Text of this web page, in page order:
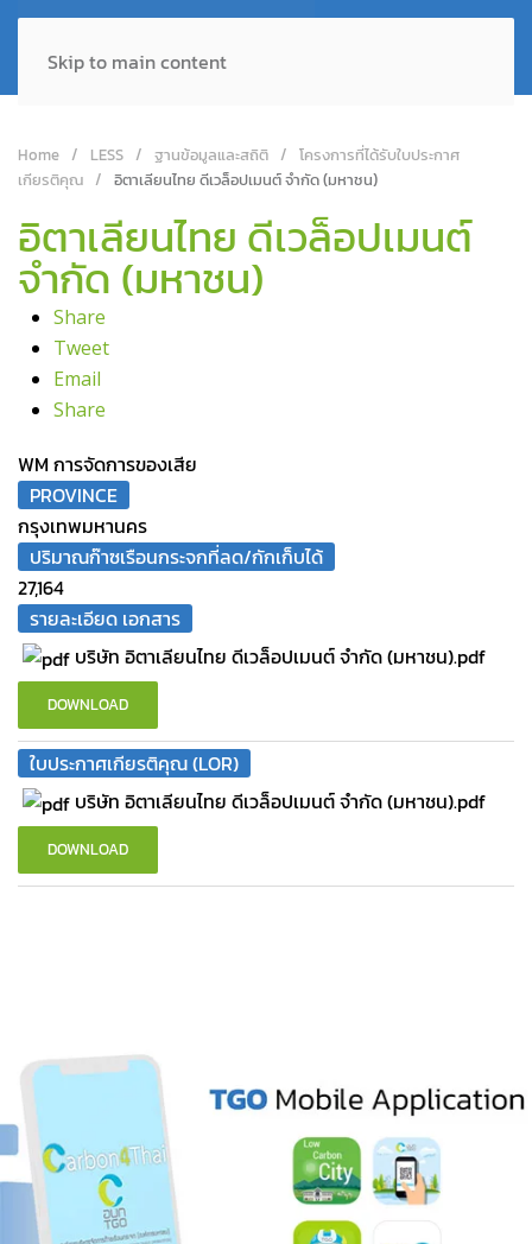
Skip to main content
Home LESS ฐานข้อมูลและสถิติ
โครงการที่ได้รับใบประกาศ
เกียรติคุณ
อิตาเลียนไทย ดีเวล็อปเมนต์ จำกัด (มหาชน)
อิตาเลียนไทย ดีเวล็อปเมนต์
จำกัด (มหาชน)
Share
Tweet
Email
Share
WM การจัดการของเสีย
PROVINCE
กรุงเทพมหานคร
ปริมาณก๊าซเรือนกระจกที่ลด/กักเก็บได้
27,164
รายละเอียด เอกสาร
บริษัท อิตาเลียนไทย ดีเวล็อปเมนต์ จํากัด (มหาชน).pdf
DOWNLOAD
ใบประกาศเกียรติคุณ (LOR)
บริษัท อิตาเลียนไทย ดีเวล็อปเมนต์ จำกัด (มหาชน).pdf
DOWNLOAD